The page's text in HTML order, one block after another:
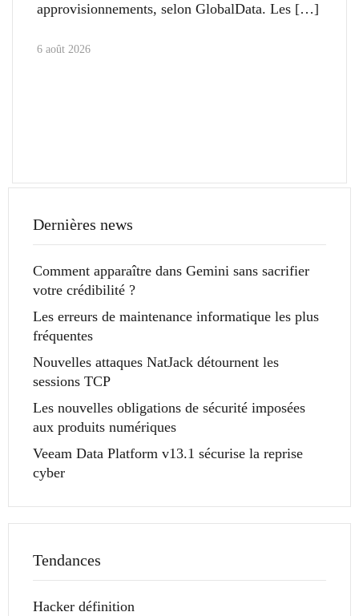
approvisionnements, selon GlobalData. Les
6 août 2026
Dernières news
Comment apparaître dans Gemini sans sacrifier
votre crédibilité ?
Les erreurs de maintenance informatique les plus
fréquentes
Nouvelles attaques NatJack détournent les
sessions TCP
Les nouvelles obligations de sécurité imposées
aux produits numériques
Veeam Data Platform v13.1 sécurise la reprise
cyber
Tendances
Hacker définition